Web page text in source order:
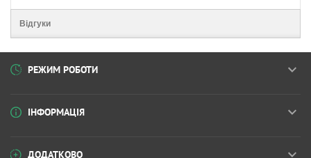
Відгуки
РЕЖИМ РОБОТИ
ІНФОРМАЦІЯ
ДОДАТКОВО